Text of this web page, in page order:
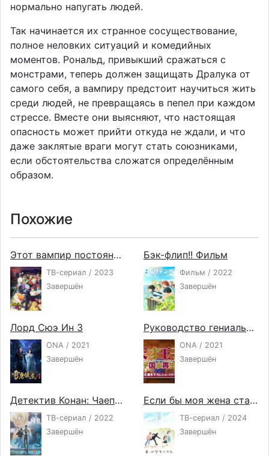
нормально напугать людей.
Так начинается их странное сосуществование,
полное неловких ситуаций и комедийных
моментов. Рональд, привыкший сражаться с
монстрами, теперь должен защищать Дралука от
самого себя, а вампиру предстоит научиться жить
среди людей, не превращаясь в пепел при каждом
стрессе. Вместе они выясняют, что настоящая
опасность может прийти откуда не ждали, и что
даже заклятые враги могут стать союзниками,
если обстоятельства сложатся определённым
образом.
Похожие
Этот вампир постоянно умирает 2
ТВ-сериал / 2023
Завершён
Бэк-флип!! Фильм
Фильм / 2022
Завершён
Лорд Сюэ Ин 3
ONA / 2021
Завершён
Руководство гениального принца по вызволению страны из долгов ONA
ONA / 2021
Завершён
Детектив Конан: Чаепитие Зеро
ТВ-сериал / 2022
Завершён
Если бы моя жена стала младшеклассницей
ТВ-сериал / 2024
Завершён